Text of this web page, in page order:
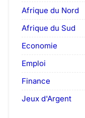
Afrique du Nord
Afrique du Sud
Economie
Emploi
Finance
Jeux d'Argent